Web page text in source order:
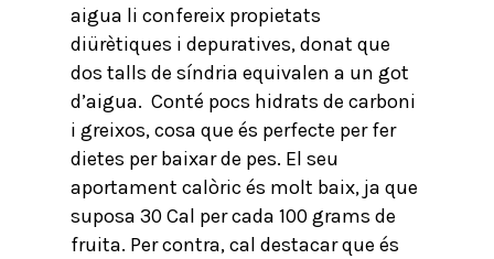
aigua li confereix propietats
diürètiques i depuratives, donat que
dos talls de síndria equivalen a un got
d’aigua. Conté pocs hidrats de carboni
i greixos, cosa que és perfecte per fer
dietes per baixar de pes. El seu
aportament calòric és molt baix, ja que
suposa 30 Cal per cada 100 grams de
fruita. Per contra, cal destacar que és